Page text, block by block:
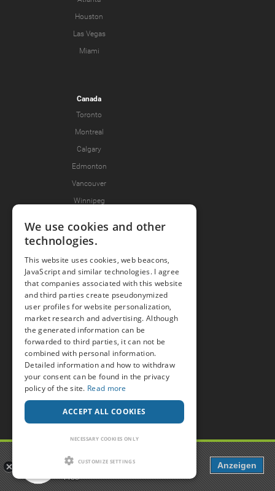
Houston
Las Vegas
Miami
Canada
Toronto
Montreal
Calgary
Edmonton
Vancouver
Winnipeg
London
Popular on POPCORN
Chat
Forum
Casual Dating
One Night Stand Dates
Swinger clubs
Men seeking Men
Men seeking Couples
Women seeking Couples
Dating, Chat & more
Free
Anzeigen
We use cookies and other
technologies.
This website uses cookies, web beacons,
JavaScript and similar technologies. I agree
that companies associated with this website
and third parties create pseudonymized
user profiles for website personalization,
market research and advertising. Although
the generated information can be
forwarded to third parties, it can not be
combined with personal information.
Detailed information and how to withdraw
your consent can be found in the privacy
policy of the site. Read more
ACCEPT ALL COOKIES
NECESSARY COOKIES ONLY
CUSTOMIZE SETTINGS